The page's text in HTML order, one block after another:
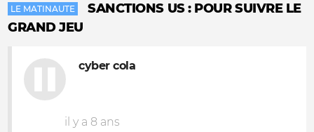
LE MATINAUTE
SANCTIONS US : POUR SUIVRE LE
GRAND JEU
cyber cola
il y a 8 ans